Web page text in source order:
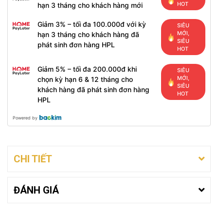
hạn 3 tháng cho khách hàng mới
HOT
Giảm 3% – tối đa 100.000đ với kỳ
hạn 3 tháng cho khách hàng đã
phát sinh đơn hàng HPL
SIÊU
MỚI,
SIÊU
HOT
Giảm 5% – tối đa 200.000đ khi
chọn kỳ hạn 6 & 12 tháng cho
khách hàng đã phát sinh đơn hàng
HPL
SIÊU
MỚI,
SIÊU
HOT
Powered by
CHI TIẾT
ĐÁNH GIÁ